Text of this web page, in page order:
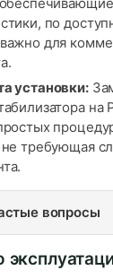
по
для
установки:
не требующая
вопросы